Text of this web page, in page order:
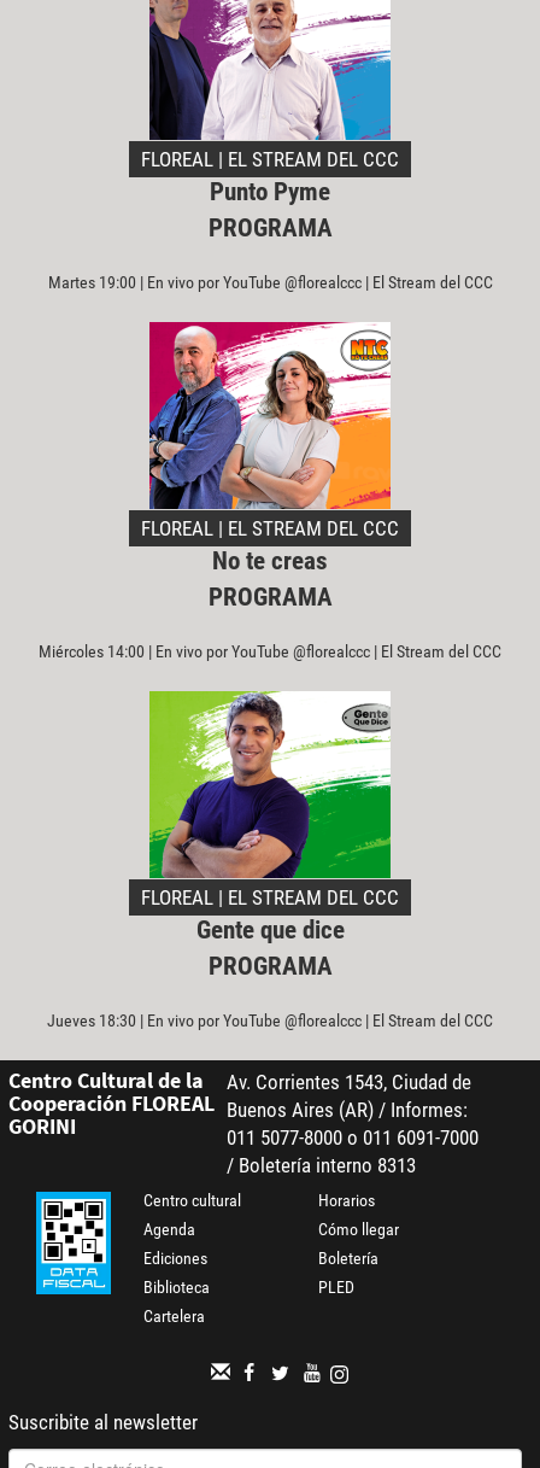
FLOREAL | EL STREAM DEL CCC
Punto Pyme
PROGRAMA
Martes 19:00 | En vivo por YouTube @florealccc | El Stream del CCC
FLOREAL | EL STREAM DEL CCC
No te creas
PROGRAMA
Miércoles 14:00 | En vivo por YouTube @florealccc | El Stream del CCC
FLOREAL | EL STREAM DEL CCC
Gente que dice
PROGRAMA
Jueves 18:30 | En vivo por YouTube @florealccc | El Stream del CCC
Centro Cultural de la
Cooperación FLOREAL
GORINI
Av. Corrientes 1543, Ciudad de
Buenos Aires (AR) / Informes:
011 5077-8000 o 011 6091-7000
/ Boletería interno 8313
Centro cultural
Agenda
Ediciones
Biblioteca
Cartelera
Horarios
Cómo llegar
Boletería
PLED
Suscribite al newsletter